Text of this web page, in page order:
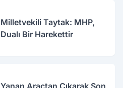
Milletvekili Taytak: MHP,
Dualı Bir Harekettir
Yanan Araçtan Çıkarak Son